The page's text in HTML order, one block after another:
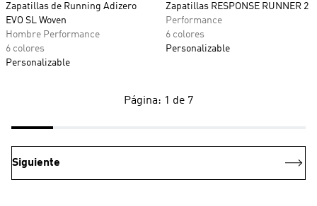
Zapatillas de Running Adizero
EVO SL Woven
Hombre Performance
6 colores
Personalizable
Zapatillas RESPONSE RUNNER 2
Performance
6 colores
Personalizable
Página: 1 de 7
Siguiente